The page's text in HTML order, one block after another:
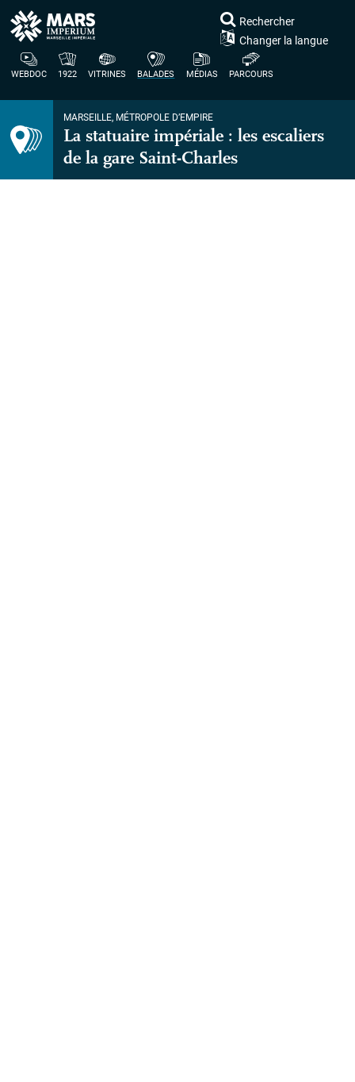
WEBDOC 1922 VITRINES BALADES MÉDIAS PARCOURS
Rechercher
Changer la langue
MARSEILLE, MÉTROPOLE D’EMPIRE
La statuaire impériale : les escaliers
de la gare Saint-Charles